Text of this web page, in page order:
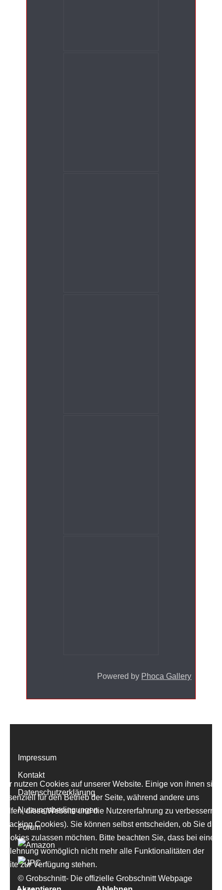
Powered by Phoca Gallery
Impressum
Kontakt
Datenschutzerklärung
Nutzungsbedingungen
Forum
© Grobschnitt- Die offizielle Grobschnitt Webpage
Wir nutzen Cookies auf unserer Website. Einige von ihnen sind
essenziell für den Betrieb der Seite, während andere uns
helfen, diese Website und die Nutzererfahrung zu verbessern
(Tracking Cookies). Sie können selbst entscheiden, ob Sie die
Cookies zulassen möchten. Bitte beachten Sie, dass bei einer
Ablehnung womöglich nicht mehr alle Funktionalitäten der
Seite zur Verfügung stehen.